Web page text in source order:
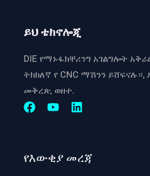
ይህ ቴክኖሎጂ
DIE የማኑፋክቸሪንግ አገልግሎት
ትክክለኛ የ CNC ማሽንን
መቅረጽ, ወዘተ.
የእውቂያ መረጃ